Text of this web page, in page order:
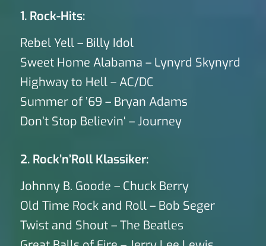
1. Rock-Hits:
Rebel Yell – Billy Idol
Sweet Home Alabama – Lynyrd Skynyrd
Highway to Hell – AC/DC
Summer of ’69 – Bryan Adams
Don’t Stop Believin‘ – Journey
2. Rock’n’Roll Klassiker:
Johnny B. Goode – Chuck Berry
Old Time Rock and Roll – Bob Seger
Twist and Shout – The Beatles